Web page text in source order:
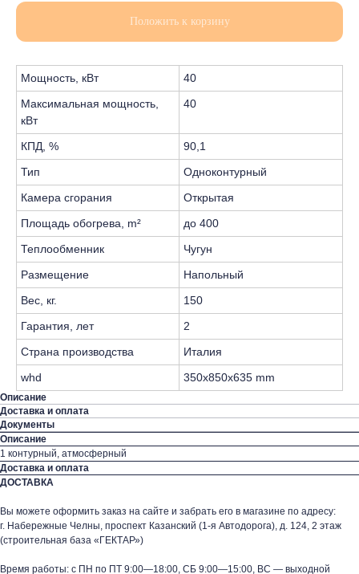
Положить к корзину
Мощность, кВт
40
Максимальная мощность,
кВт
40
КПД, %
90,1
Тип
Одноконтурный
Камера сгорания
Открытая
Площадь обогрева, m²
до 400
Теплообменник
Чугун
Размещение
Напольный
Вес, кг.
150
Гарантия, лет
2
Страна производства
Италия
whd
350x850x635 mm
Описание
Доставка и оплата
Документы
Описание
1 контурный, атмосферный
Доставка и оплата
ДОСТАВКА
Вы можете оформить заказ на сайте и забрать его в магазине по адресу:
г. Набережные Челны, проспект Казанский (1-я Автодорога), д. 124, 2 этаж
(строительная база «ГЕКТАР»)
Время работы: с ПН по ПТ 9:00—18:00, СБ 9:00—15:00, ВС — выходной